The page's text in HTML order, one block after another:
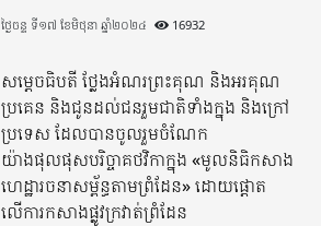
ថ្ងៃចន្ទ ទី១៧ ខែមិថុនា ឆ្នាំ២០២៤ 16932
សម្តេចធិបតី ថ្លែងអំណរព្រះគុណ និងអរគុណ
ប្រគេន និងជូនដល់ជនរួមជាតិទាំងក្នុង​ និងក្រៅ
ប្រទេស​ ដែលបានចូលរួមចំណែក
យ៉ាងផុលផុសបរិច្ចាគថវិកាក្នុង «មូលនិធិកសាង
ហេដ្ឋារចនាសម្ព័ន្ធតាមព្រំដែន» ដោយផ្ដោត
លើការកសាងផ្លូវក្រវាត់ព្រំដែន